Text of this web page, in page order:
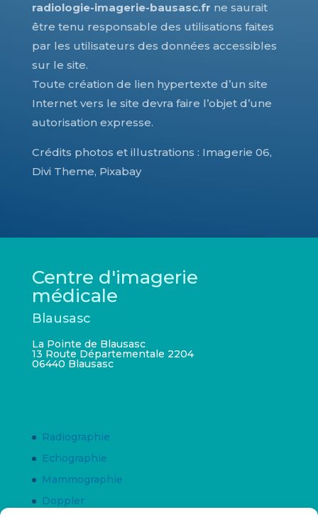
radiologie-imagerie-bausasc.fr ne saurait
être tenu responsable des utilisations faites
par les utilisateurs des données accessibles
sur le site.
Toute création de lien hypertexte d’un site
Internet vers le site devra faire l’objet d’une
autorisation expresse.
Crédits photos et illustrations : Imagerie 06,
Divi Theme, Pixabay
Centre d'imagerie
médicale
Blausasc
La Pointe de Blausasc
13 Route Départementale 2204
06440 Blausasc
Radiographie
Echographie
Mammographie
Doppler